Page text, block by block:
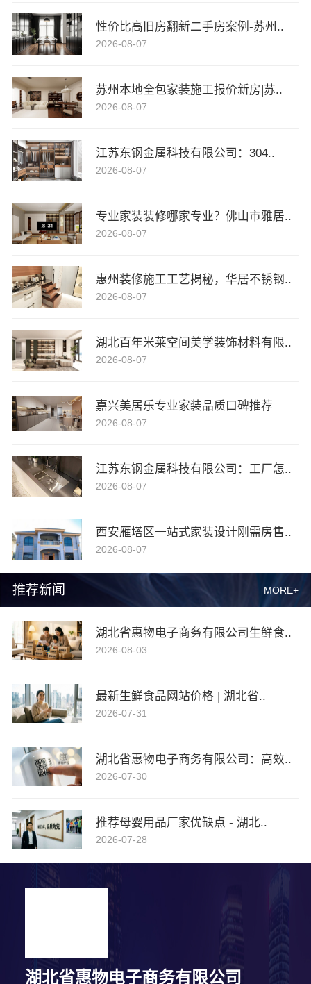
推荐新闻 MORE+
湖北省惠物电子商务有限公司生鲜食..
2026-08-03
最新生鲜食品网站价格 | 湖北省..
2026-07-31
湖北省惠物电子商务有限公司：高效..
2026-07-30
推荐母婴用品厂家优缺点 - 湖北..
2026-07-28
性价比高旧房翻新二手房案例-苏州..
2026-08-07
苏州本地全包家装施工报价新房|苏..
2026-08-07
江苏东钢金属科技有限公司：304..
2026-08-07
专业家装装修哪家专业？佛山市雅居..
2026-08-07
惠州装修施工工艺揭秘，华居不锈钢..
2026-08-07
湖北百年米莱空间美学装饰材料有限..
2026-08-07
嘉兴美居乐专业家装品质口碑推荐
2026-08-07
江苏东钢金属科技有限公司：工厂怎..
2026-08-07
西安雁塔区一站式家装设计刚需房售..
2026-08-07
湖北省惠物电子商务有限公司